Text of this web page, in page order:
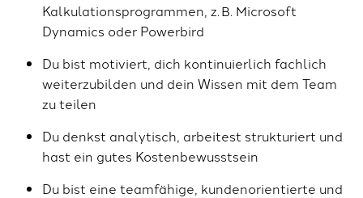
Kalkulationsprogrammen, z. B. Microsoft
Dynamics oder Powerbird
Du bist motiviert, dich kontinuierlich fachlich
weiterzubilden und dein Wissen mit dem Team
zu teilen
Du denkst analytisch, arbeitest strukturiert und
hast ein gutes Kostenbewusstsein
Du bist eine teamfähige, kundenorientierte und